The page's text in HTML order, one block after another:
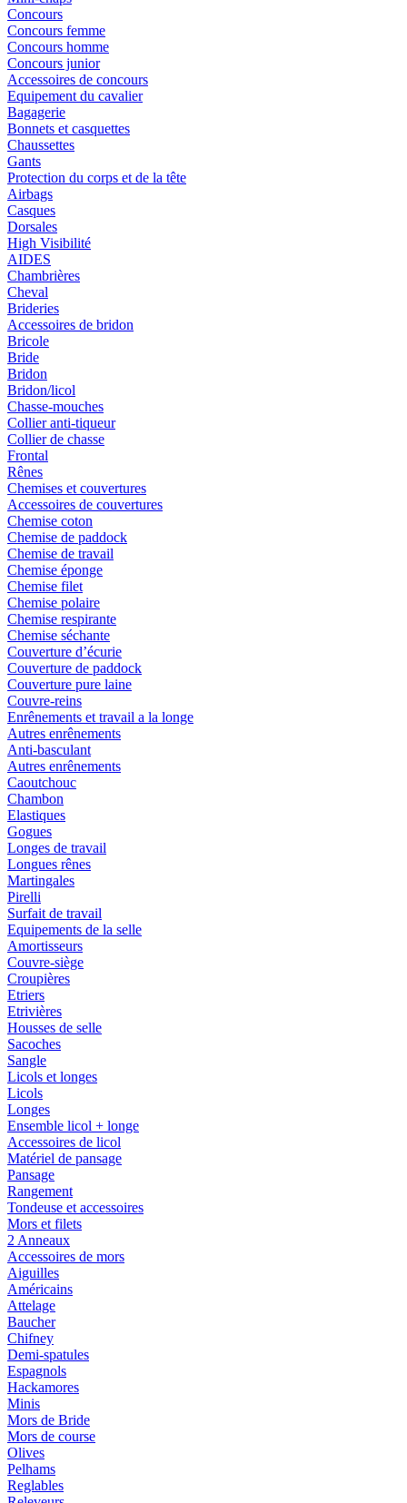
Concours
Concours femme
Concours homme
Concours junior
Accessoires de concours
Equipement du cavalier
Bagagerie
Bonnets et casquettes
Chaussettes
Gants
Protection du corps et de la tête
Airbags
Casques
Dorsales
High Visibilité
AIDES
Chambrières
Cheval
Brideries
Accessoires de bridon
Bricole
Bride
Bridon
Bridon/licol
Chasse-mouches
Collier anti-tiqueur
Collier de chasse
Frontal
Rênes
Chemises et couvertures
Accessoires de couvertures
Chemise coton
Chemise de paddock
Chemise de travail
Chemise éponge
Chemise filet
Chemise polaire
Chemise respirante
Chemise séchante
Couverture d’écurie
Couverture de paddock
Couverture pure laine
Couvre-reins
Enrênements et travail a la longe
Autres enrênements
Anti-basculant
Autres enrênements
Caoutchouc
Chambon
Elastiques
Gogues
Longes de travail
Longues rênes
Martingales
Pirelli
Surfait de travail
Equipements de la selle
Amortisseurs
Couvre-siège
Croupières
Etriers
Etrivières
Housses de selle
Sacoches
Sangle
Licols et longes
Licols
Longes
Ensemble licol + longe
Accessoires de licol
Matériel de pansage
Pansage
Rangement
Tondeuse et accessoires
Mors et filets
2 Anneaux
Accessoires de mors
Aiguilles
Américains
Attelage
Baucher
Chifney
Demi-spatules
Espagnols
Hackamores
Minis
Mors de Bride
Mors de course
Olives
Pelhams
Reglables